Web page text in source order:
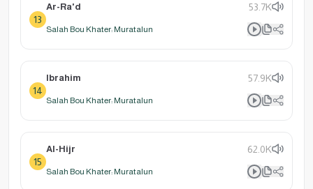
13
Ar-Ra'd 53.7K
Salah Bou Khater: Muratalun
14
Ibrahim 57.9K
Salah Bou Khater: Muratalun
15
Al-Hijr 62.0K
Salah Bou Khater: Muratalun